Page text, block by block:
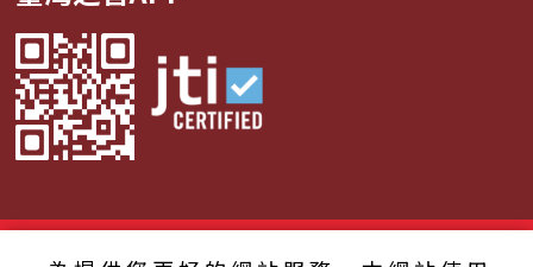
© 2024財團法人中央廣播電臺 版權所有